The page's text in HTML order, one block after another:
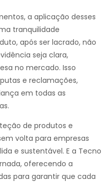
a aplicação desses
tranquilidade
após ser lacrado, não
seja clara,
no mercado. Isso
e reclamações,
em todas as
de produtos e
volta para empresas
e sustentável. E a Tecno
oferecendo a
para garantir que cada